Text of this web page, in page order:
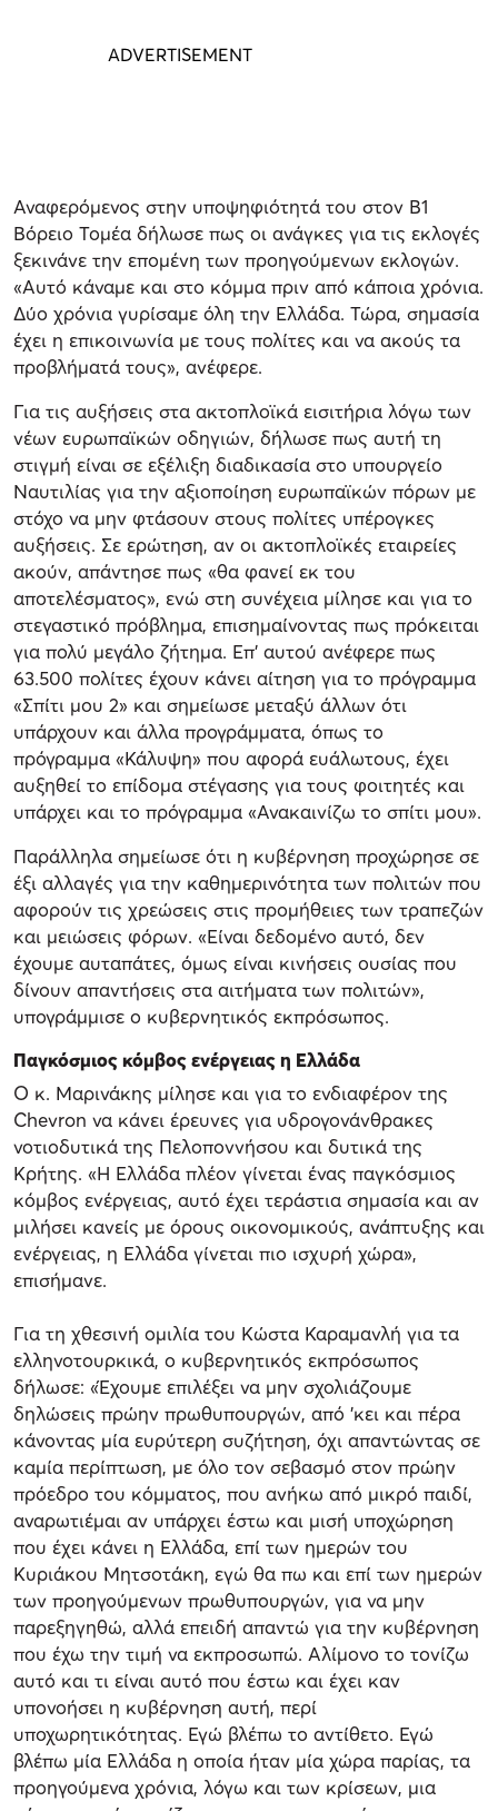
Αναφερόμενος στην υποψηφιότητά του στον Β1
Βόρειο Τομέα δήλωσε πως οι ανάγκες για τις εκλογές
ξεκινάνε την επομένη των προηγούμενων εκλογών.
«Αυτό κάναμε και στο κόμμα πριν από κάποια χρόνια.
Δύο χρόνια γυρίσαμε όλη την Ελλάδα. Τώρα, σημασία
έχει η επικοινωνία με τους πολίτες και να ακούς τα
προβλήματά τους», ανέφερε.
Για τις αυξήσεις στα ακτοπλοϊκά εισιτήρια λόγω των
νέων ευρωπαϊκών οδηγιών, δήλωσε πως αυτή τη
στιγμή είναι σε εξέλιξη διαδικασία στο υπουργείο
Ναυτιλίας για την αξιοποίηση ευρωπαϊκών πόρων με
στόχο να μην φτάσουν στους πολίτες υπέρογκες
αυξήσεις. Σε ερώτηση, αν οι ακτοπλοϊκές εταιρείες
ακούν, απάντησε πως «θα φανεί εκ του
αποτελέσματος», ενώ στη συνέχεια μίλησε και για το
στεγαστικό πρόβλημα, επισημαίνοντας πως πρόκειται
για πολύ μεγάλο ζήτημα. Επ' αυτού ανέφερε πως
63.500 πολίτες έχουν κάνει αίτηση για το πρόγραμμα
«Σπίτι μου 2» και σημείωσε μεταξύ άλλων ότι
υπάρχουν και άλλα προγράμματα, όπως το
πρόγραμμα «Κάλυψη» που αφορά ευάλωτους, έχει
αυξηθεί το επίδομα στέγασης για τους φοιτητές και
υπάρχει και το πρόγραμμα «Ανακαινίζω το σπίτι μου».
Παράλληλα σημείωσε ότι η κυβέρνηση προχώρησε σε
έξι αλλαγές για την καθημερινότητα των πολιτών που
αφορούν τις χρεώσεις στις προμήθειες των τραπεζών
και μειώσεις φόρων. «Είναι δεδομένο αυτό, δεν
έχουμε αυταπάτες, όμως είναι κινήσεις ουσίας που
δίνουν απαντήσεις στα αιτήματα των πολιτών»,
υπογράμμισε ο κυβερνητικός εκπρόσωπος.
Παγκόσμιος κόμβος ενέργειας η Ελλάδα
Ο κ. Μαρινάκης μίλησε και για το ενδιαφέρον της
Chevron να κάνει έρευνες για υδρογονάνθρακες
νοτιοδυτικά της Πελοποννήσου και δυτικά της
Κρήτης. «Η Ελλάδα πλέον γίνεται ένας παγκόσμιος
κόμβος ενέργειας, αυτό έχει τεράστια σημασία και αν
μιλήσει κανείς με όρους οικονομικούς, ανάπτυξης και
ενέργειας, η Ελλάδα γίνεται πιο ισχυρή χώρα»,
επισήμανε.
Για τη χθεσινή ομιλία του Κώστα Καραμανλή για τα
ελληνοτουρκικά, ο κυβερνητικός εκπρόσωπος
δήλωσε: «Έχουμε επιλέξει να μην σχολιάζουμε
δηλώσεις πρώην πρωθυπουργών, από 'κει και πέρα
κάνοντας μία ευρύτερη συζήτηση, όχι απαντώντας σε
καμία περίπτωση, με όλο τον σεβασμό στον πρώην
πρόεδρο του κόμματος, που ανήκω από μικρό παιδί,
αναρωτιέμαι αν υπάρχει έστω και μισή υποχώρηση
που έχει κάνει η Ελλάδα, επί των ημερών του
Κυριάκου Μητσοτάκη, εγώ θα πω και επί των ημερών
των προηγούμενων πρωθυπουργών, για να μην
παρεξηγηθώ, αλλά επειδή απαντώ για την κυβέρνηση
που έχω την τιμή να εκπροσωπώ. Αλίμονο το τονίζω
αυτό και τι είναι αυτό που έστω και έχει καν
υπονοήσει η κυβέρνηση αυτή, περί
υποχωρητικότητας. Εγώ βλέπω το αντίθετο. Εγώ
βλέπω μία Ελλάδα η οποία ήταν μία χώρα παρίας, τα
προηγούμενα χρόνια, λόγω και των κρίσεων, μια